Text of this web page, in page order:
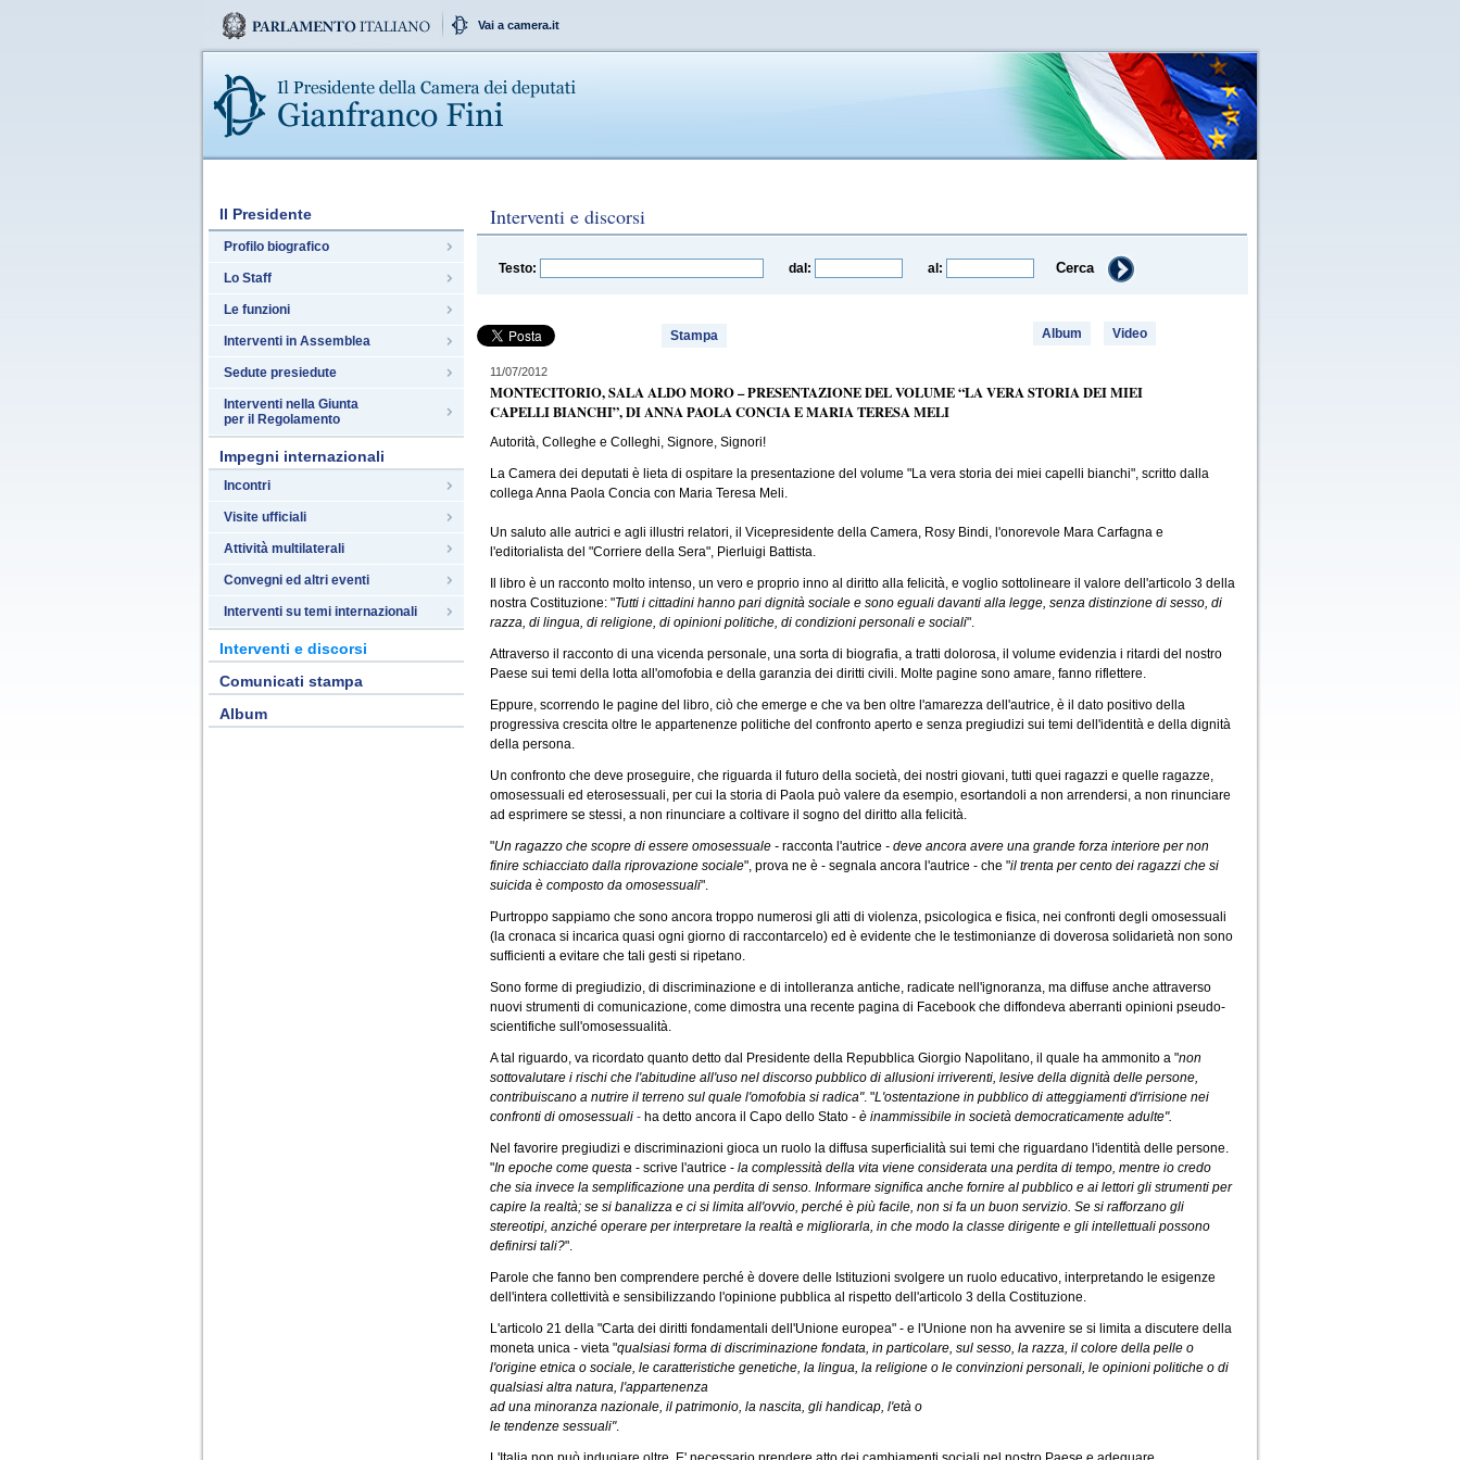
Vai a camera.it
Il Presidente
Profilo biografico
Lo Staff
Le funzioni
Interventi in Assemblea
Sedute presiedute
Interventi nella Giunta
per il Regolamento
Impegni internazionali
Incontri
Visite ufficiali
Attività multilaterali
Convegni ed altri eventi
Interventi su temi internazionali
Interventi e discorsi
Comunicati stampa
Album
Interventi e discorsi
Testo: dal: al: Cerca
Stampa Album Video
11/07/2012
MONTECITORIO, SALA ALDO MORO – PRESENTAZIONE DEL VOLUME “LA VERA STORIA DEI MIEI
CAPELLI BIANCHI”, DI ANNA PAOLA CONCIA E MARIA TERESA MELI
Autorità, Colleghe e Colleghi, Signore, Signori!
La Camera dei deputati è lieta di ospitare la presentazione del volume "La vera storia dei miei capelli bianchi", scritto dalla
collega Anna Paola Concia con Maria Teresa Meli.
Un saluto alle autrici e agli illustri relatori, il Vicepresidente della Camera, Rosy Bindi, l'onorevole Mara Carfagna e
l'editorialista del "Corriere della Sera", Pierluigi Battista.
Il libro è un racconto molto intenso, un vero e proprio inno al diritto alla felicità, e voglio sottolineare il valore dell'articolo 3 della
nostra Costituzione: "Tutti i cittadini hanno pari dignità sociale e sono eguali davanti alla legge, senza distinzione di sesso, di
razza, di lingua, di religione, di opinioni politiche, di condizioni personali e sociali".
Attraverso il racconto di una vicenda personale, una sorta di biografia, a tratti dolorosa, il volume evidenzia i ritardi del nostro
Paese sui temi della lotta all'omofobia e della garanzia dei diritti civili. Molte pagine sono amare, fanno riflettere.
Eppure, scorrendo le pagine del libro, ciò che emerge e che va ben oltre l'amarezza dell'autrice, è il dato positivo della
progressiva crescita oltre le appartenenze politiche del confronto aperto e senza pregiudizi sui temi dell'identità e della dignità
della persona.
Un confronto che deve proseguire, che riguarda il futuro della società, dei nostri giovani, tutti quei ragazzi e quelle ragazze,
omosessuali ed eterosessuali, per cui la storia di Paola può valere da esempio, esortandoli a non arrendersi, a non rinunciare
ad esprimere se stessi, a non rinunciare a coltivare il sogno del diritto alla felicità.
"Un ragazzo che scopre di essere omosessuale - racconta l'autrice - deve ancora avere una grande forza interiore per non
finire schiacciato dalla riprovazione sociale", prova ne è - segnala ancora l'autrice - che "il trenta per cento dei ragazzi che si
suicida è composto da omosessuali".
Purtroppo sappiamo che sono ancora troppo numerosi gli atti di violenza, psicologica e fisica, nei confronti degli omosessuali
(la cronaca si incarica quasi ogni giorno di raccontarcelo) ed è evidente che le testimonianze di doverosa solidarietà non sono
sufficienti a evitare che tali gesti si ripetano.
Sono forme di pregiudizio, di discriminazione e di intolleranza antiche, radicate nell'ignoranza, ma diffuse anche attraverso
nuovi strumenti di comunicazione, come dimostra una recente pagina di Facebook che diffondeva aberranti opinioni pseudo-
scientifiche sull'omosessualità.
A tal riguardo, va ricordato quanto detto dal Presidente della Repubblica Giorgio Napolitano, il quale ha ammonito a "non
sottovalutare i rischi che l'abitudine all'uso nel discorso pubblico di allusioni irriverenti, lesive della dignità delle persone,
contribuiscano a nutrire il terreno sul quale l'omofobia si radica". "L'ostentazione in pubblico di atteggiamenti d'irrisione nei
confronti di omosessuali - ha detto ancora il Capo dello Stato - è inammissibile in società democraticamente adulte".
Nel favorire pregiudizi e discriminazioni gioca un ruolo la diffusa superficialità sui temi che riguardano l'identità delle persone.
"In epoche come questa - scrive l'autrice - la complessità della vita viene considerata una perdita di tempo, mentre io credo
che sia invece la semplificazione una perdita di senso. Informare significa anche fornire al pubblico e ai lettori gli strumenti per
capire la realtà; se si banalizza e ci si limita all'ovvio, perché è più facile, non si fa un buon servizio. Se si rafforzano gli
stereotipi, anziché operare per interpretare la realtà e migliorarla, in che modo la classe dirigente e gli intellettuali possono
definirsi tali?".
Parole che fanno ben comprendere perché è dovere delle Istituzioni svolgere un ruolo educativo, interpretando le esigenze
dell'intera collettività e sensibilizzando l'opinione pubblica al rispetto dell'articolo 3 della Costituzione.
L'articolo 21 della "Carta dei diritti fondamentali dell'Unione europea" - e l'Unione non ha avvenire se si limita a discutere della
moneta unica - vieta "qualsiasi forma di discriminazione fondata, in particolare, sul sesso, la razza, il colore della pelle o
l'origine etnica o sociale, le caratteristiche genetiche, la lingua, la religione o le convinzioni personali, le opinioni politiche o di
qualsiasi altra natura, l'appartenenza
ad una minoranza nazionale, il patrimonio, la nascita, gli handicap, l'età o
le tendenze sessuali".